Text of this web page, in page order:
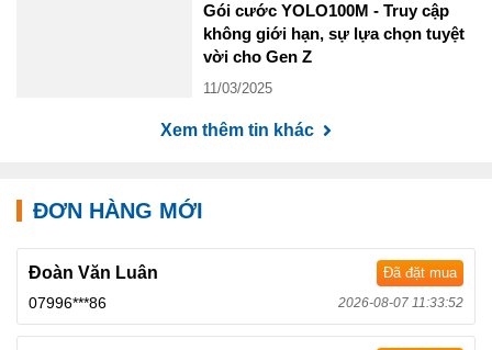
Gói cước YOLO100M - Truy cập
không giới hạn, sự lựa chọn tuyệt
vời cho Gen Z
11/03/2025
Xem thêm tin khác
ĐƠN HÀNG MỚI
Đoàn Văn Luân Đã đặt mua
07996***86 2026-08-07 11:33:52